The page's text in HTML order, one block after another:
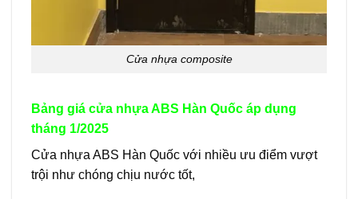
Cửa nhựa composite
Bảng giá cửa nhựa ABS Hàn Quốc áp dụng
tháng 1/2025
Cửa nhựa ABS Hàn Quốc với nhiều ưu điểm vượt
trội như chóng chịu nước tốt,